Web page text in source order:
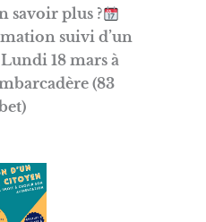
savoir plus ?
suivi d’un
18 mars à
(83